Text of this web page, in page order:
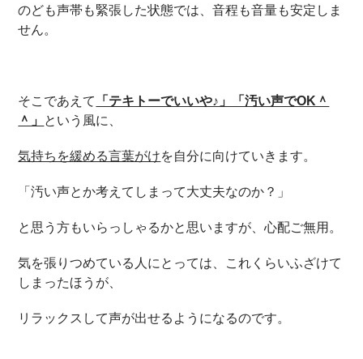
のども声帯も緊張した状態では、音程も音量も安定しま
せん。
そこであえて
「テキトーでいいや♪」「汚い声でOK＾
＾」 という風に、
気持ちを緩める言葉がけを自分に向けていきます。
「汚い声とか考えてしまって大丈夫なのか？」
と思う方もいらっしゃるかと思いますが、心配ご無用。
気を張りつめている人にとっては、これくらいふざけて
しまったほうが、
リラックスして声が出せるようになるのです。